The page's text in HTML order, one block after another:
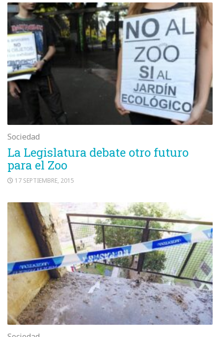
Sociedad
La Legislatura debate otro futuro
para el Zoo
17 SEPTIEMBRE, 2015